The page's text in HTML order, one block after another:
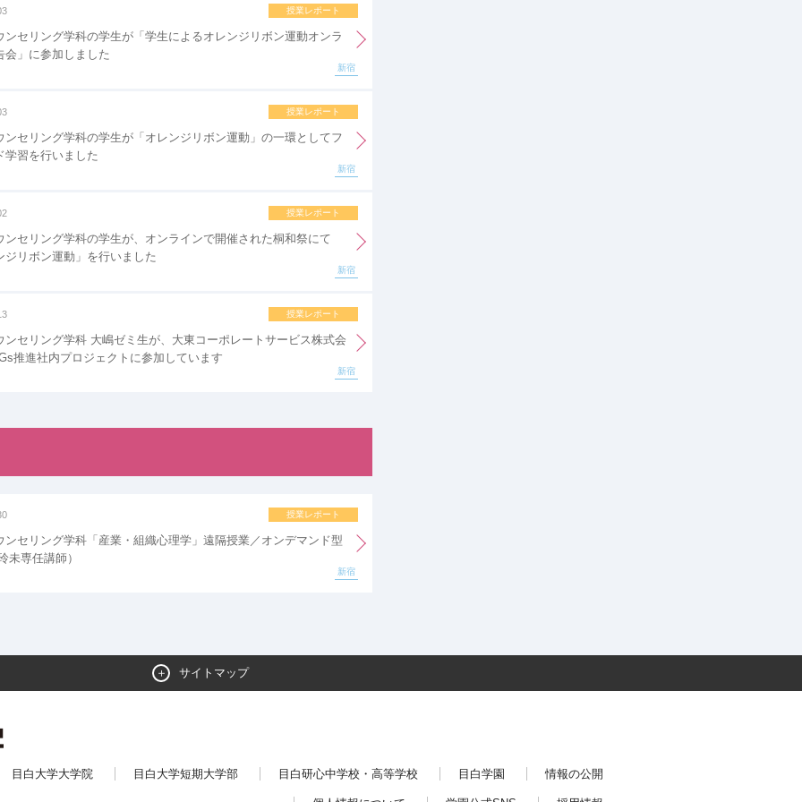
授業レポート
ンセリング学科の学生が「学生によるオレンジリボン運動オンラ
会」に参加しました
新宿
授業レポート
ンセリング学科の学生が「オレンジリボン運動」の一環としてフ
学習を行いました
新宿
授業レポート
ンセリング学科の学生が、オンラインで開催された桐和祭にて
ジリボン運動」を行いました
新宿
授業レポート
ンセリング学科 大嶋ゼミ生が、大東コーポレートサービス株式会
推進社内プロジェクトに参加しています
新宿
授業レポート
ンセリング学科「産業・組織心理学」遠隔授業／オンデマンド型
未専任講師）
新宿
サイトマップ
目白大学大学院 目白大学短期大学部 目白研心中学校・高等学校 目白学園 情報の公開